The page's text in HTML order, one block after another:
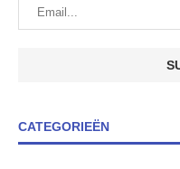
CATEGORIEËN